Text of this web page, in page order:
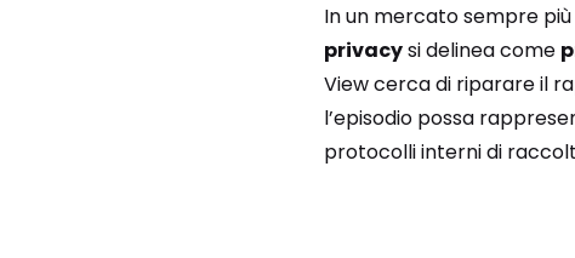
In un mercato sempre
privacysi delinea come
View cerca di riparare il
l’episodio possa
protocolli interni di